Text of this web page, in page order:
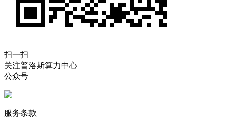
扫一扫
关注普洛斯算力中心
公众号
服务条款